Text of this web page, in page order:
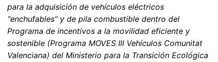
para la adquisición de vehículos eléctricos
“enchufables” y de pila combustible dentro del
Programa de incentivos a la movilidad eficiente y
sostenible (Programa MOVES III Vehículos Comunitat
Valenciana) del Ministerio para la Transición Ecológica